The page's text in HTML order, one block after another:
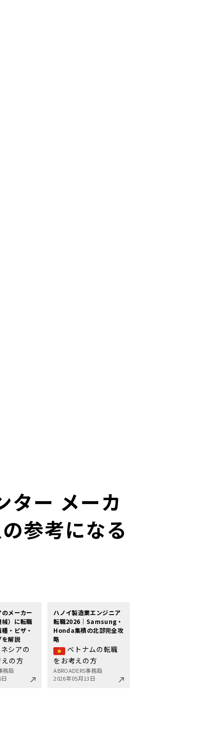
ター メーカ
参考になる
メーカー
械）に転職
・ビザ・
を解説
シアの
の方
務局
ハノイ製造業エンジニア
転職2026｜Samsung・
Honda集積の北部完全攻
略
ベトナムの転職
をお考えの方
ABROADERS事務局
2026年05月13日